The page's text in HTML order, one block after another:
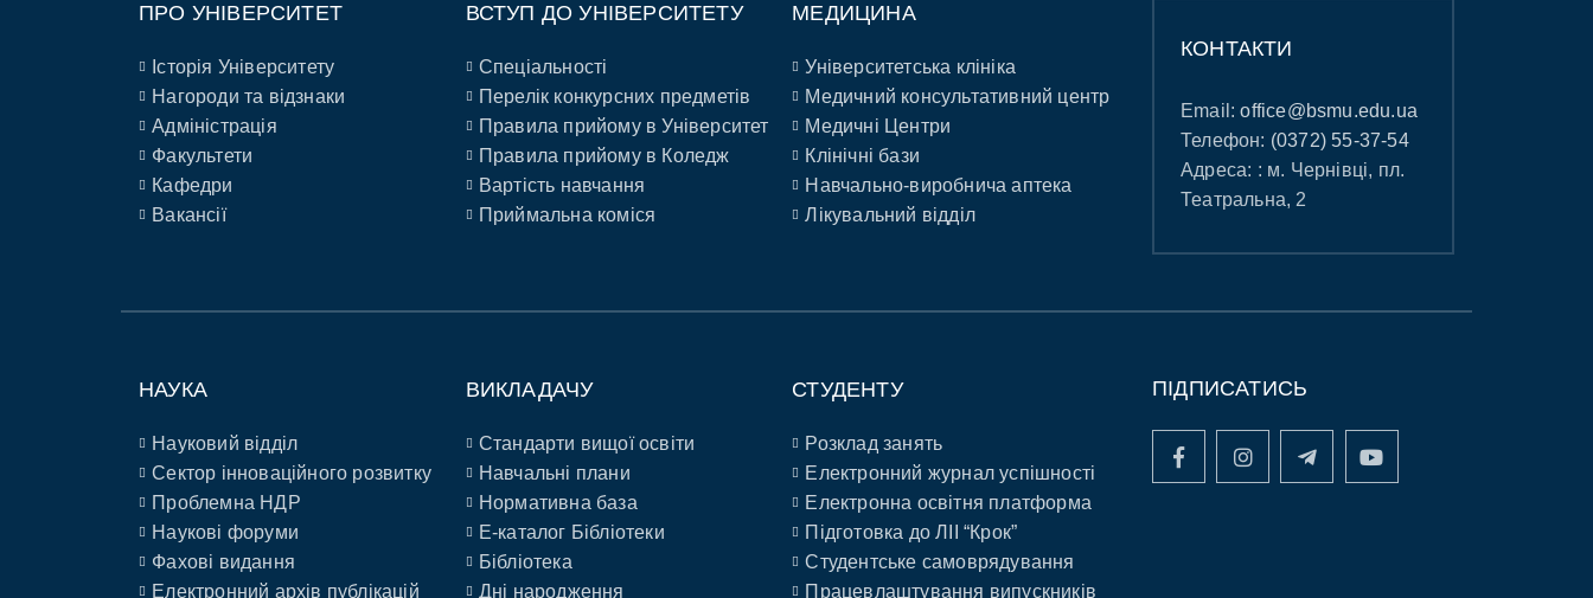
ПРО УНІВЕРСИТЕТ
Історія Університету
Нагороди та відзнаки
Адміністрація
Факультети
Кафедри
Вакансії
ВСТУП ДО УНІВЕРСИТЕТУ
Спеціальності
Перелік конкурсних предметів
Правила прийому в Університет
Правила прийому в Коледж
Вартість навчання
Приймальна коміся
МЕДИЦИНА
Університетська клініка
Медичний консультативний центр
Медичні Центри
Клінічні бази
Навчально-виробнича аптека
Лікувальний відділ
КОНТАКТИ
Email:office@bsmu.edu.ua
Телефон: (0372) 55-37-54
Адреса: : м. Чернівці, пл.
Театральна, 2
НАУКА
Науковий відділ
Сектор інноваційного розвитку
Проблемна НДР
Наукові форуми
Фахові видання
Електронний архів публікацій
ВИКЛАДАЧУ
Стандарти вищої освіти
Навчальні плани
Нормативна база
E-каталог Бібліотеки
Бібліотека
Дні народження
СТУДЕНТУ
Розклад занять
Електронний журнал успішності
Електронна освітня платформа
Підготовка до ЛІІ “Крок”
Студентське самоврядування
Працевлаштування випускників
ПІДПИСАТИСЬ